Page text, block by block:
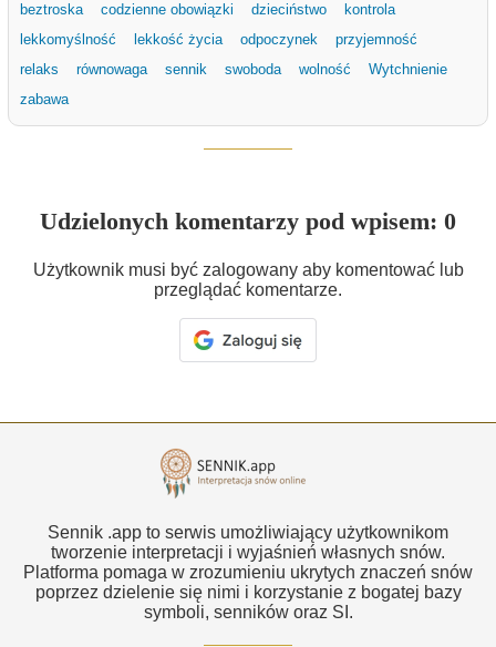
beztroska codzienne obowiązki dzieciństwo
kontrola
lekkomyślność
lekkość życia odpoczynek
przyjemność
relaks
równowaga sennik swoboda wolność
Wytchnienie
zabawa
Udzielonych komentarzy pod wpisem: 0
Użytkownik musi być zalogowany aby komentować lub
przeglądać komentarze.
Sennik .app to serwis umożliwiający użytkownikom
tworzenie interpretacji i wyjaśnień własnych snów.
Platforma pomaga w zrozumieniu ukrytych znaczeń snów
poprzez dzielenie się nimi i korzystanie z bogatej bazy
symboli, senników oraz SI.